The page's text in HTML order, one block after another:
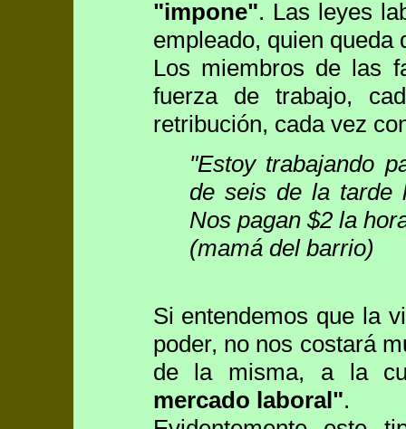
"impone". Las leyes
empleado, quien queda
Los miembros de las
fuerza de trabajo,
retribución, cada vez
"Estoy trabajando
de seis de la tarde
Nos pagan $2 la
(mamá del barrio)
Si entendemos que la
poder, no nos costará
de la misma, a la
mercado laboral".